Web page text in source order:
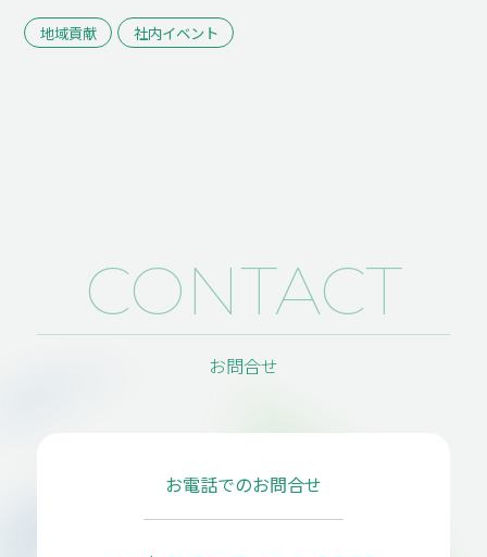
地域貢献 社内イベント
CONTACT
お問合せ
お電話でのお問合せ